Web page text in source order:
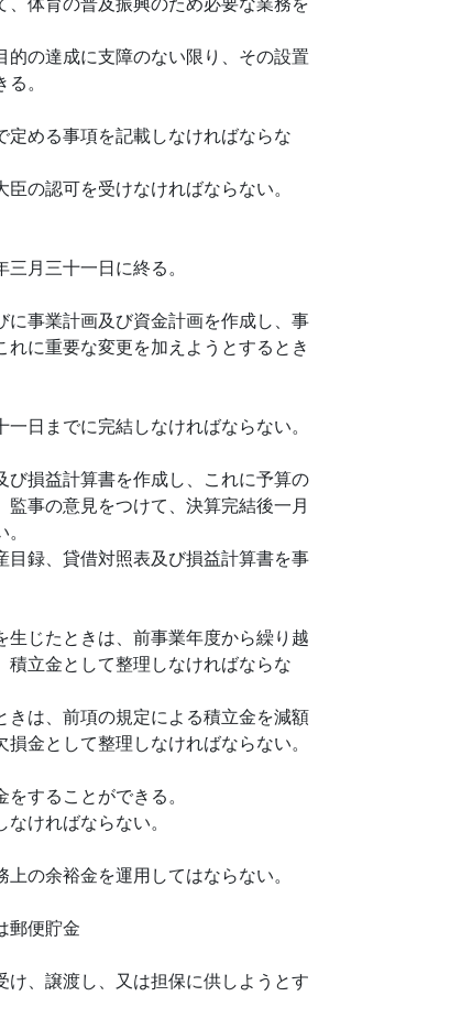
の達成に支障のない限り、その設置
。
める事項を記載しなければならな
の認可を受けなければならない。
月三十一日に終る。
事業計画及び資金計画を作成し、事
に重要な変更を加えようとするとき
日までに完結しなければならない。
損益計算書を作成し、これに予算の
事の意見をつけて、決算完結後一月
録、貸借対照表及び損益計算書を事
じたときは、前事業年度から繰り越
立金として整理しなければならな
は、前項の規定による積立金を減額
金として整理しなければならない。
することができる。
ければならない。
の余裕金を運用してはならない。
郵便貯金
、譲渡し、又は担保に供しようとす